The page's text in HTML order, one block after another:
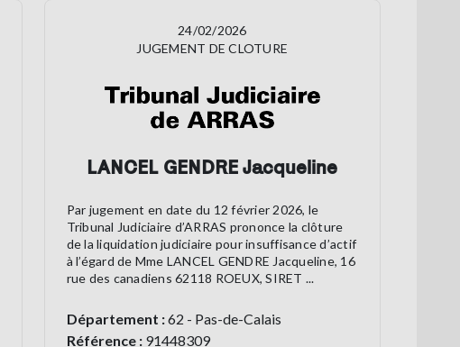
24/02/2026
JUGEMENT DE CLOTURE
LANCEL GENDRE Jacqueline
Par jugement en date du 12 février 2026, le
Tribunal Judiciaire d’ARRAS prononce la clôture
de la liquidation judiciaire pour insuffisance d’actif
à l’égard de Mme LANCEL GENDRE Jacqueline, 16
rue des canadiens 62118 ROEUX, SIRET ...
Département :62 - Pas-de-Calais
Référence :91448309